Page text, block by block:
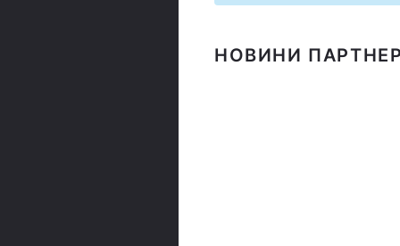
НОВИНИ